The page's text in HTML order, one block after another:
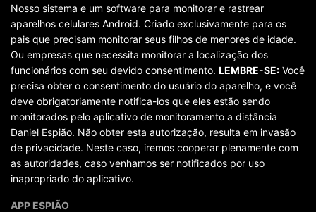
Nosso sistema e um software para monitorar e rastrear
aparelhos celulares Android. Criado exclusivamente para os
pais que precisam monitorar seus filhos de menores de idade.
Ou empresas que necessita monitorar a localização dos
funcionários com seu devido consentimento. LEMBRE-SE: Você
precisa obter o consentimento do usuário do aparelho, e você
deve obrigatoriamente notifica-los que eles estão sendo
monitorados pelo aplicativo de monitoramento a distância
Daniel Espião. Não obter esta autorização, resulta em invasão
de privacidade. Neste caso, iremos cooperar plenamente com
as autoridades, caso venhamos ser notificados por uso
inapropriado do aplicativo.
APP ESPIÃO